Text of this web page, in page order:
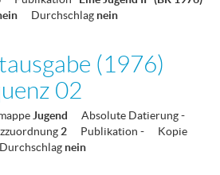
Durchschlag nein
(1976)
02
Jugend Absolute Datierung-
2 Publikation -
Kopie
Durchschlag nein